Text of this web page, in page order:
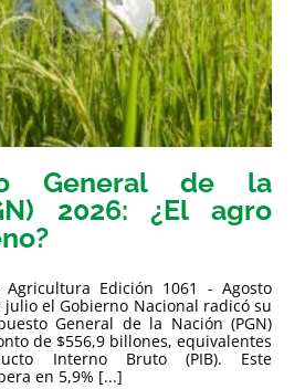
General de la
2026: ¿El agro
Agricultura Edición 1061 - Agosto
julio el Gobierno Nacional radicó su
General de la Nación (PGN)
de $556,9 billones, equivalentes
Interno Bruto (PIB). Este
en 5,9% [...]